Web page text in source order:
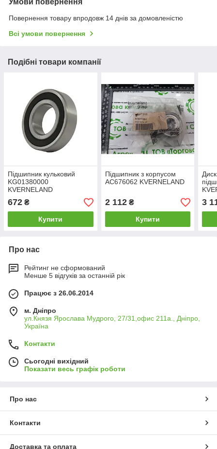
Повернення товару впродовж 14 днів за домовленістю
Всі умови повернення
Подібні товари компанії
Підшипник кульковий
KG01380000
KVERNELAND
672 ₴
Купити
Підшипник з корпусом
AC676062 KVERNELAND
2 112₴
Купити
3
Про нас
Рейтинг не сформований
Менше 5 відгуків за останній рік
Працює з 26.06.2014
м. Дніпро
ул.Князя Ярослава Мудрого, 27/31,офис 211а., Дніпро,
Україна
Контакти
Сьогодні вихідний
Показати весь графік роботи
Про нас
Контакти
Доставка та оплата